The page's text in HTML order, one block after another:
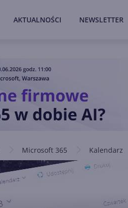
AKTUALNOŚCI NEWSLETTER
Microsoft 365 Kalendarz